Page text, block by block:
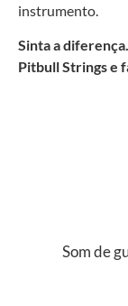
instrumento.
Sinta a
Pitbull Strings e
Som de